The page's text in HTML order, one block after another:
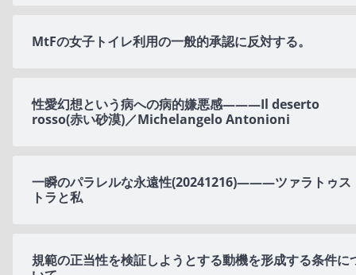
MtFの女子トイレ利用の一般的承認に反対する。
性愛幻想という病への病的嫌悪感———Il deserto
rosso(赤い砂漠)／Michelangelo Antonioni
一瞬のパラレルな永遠性(20241216)———ツァラトゥス
トラと私
規範の正当性を検証しようとする動機を形成する条件に